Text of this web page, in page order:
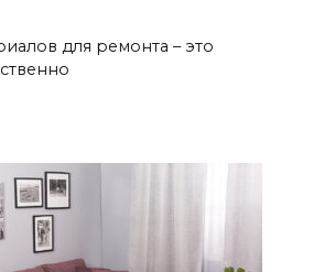
для ремонта – это